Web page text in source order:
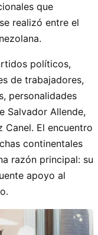
que
realizó entre el
políticos,
de trabajadores,
personalidades
Salvador Allende,
Canel. El encuentro
continentales
razón principal: su
apoyo al